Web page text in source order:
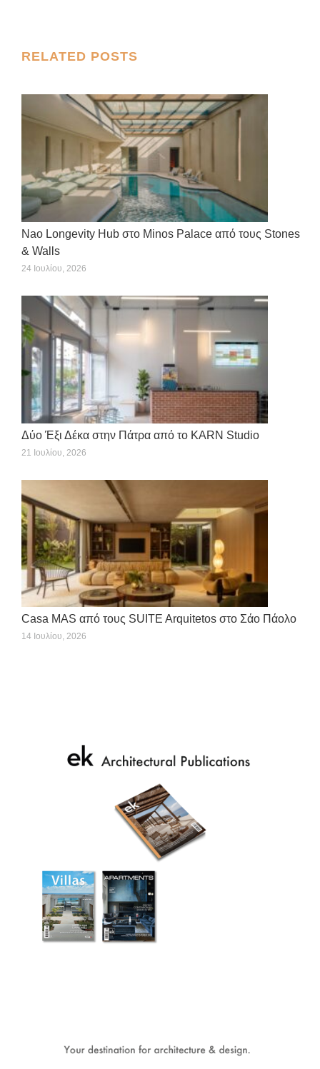
Post
RELATED POSTS
Nao Longevity Hub στο Minos Palace από τους Stones
& Walls
24 Ιουλίου, 2026
Δύο Έξι Δέκα στην Πάτρα από το KARN Studio
21 Ιουλίου, 2026
Casa MAS από τους SUITE Arquitetos στο Σάο Πάολο
14 Ιουλίου, 2026